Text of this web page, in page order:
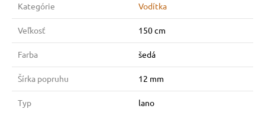
Kategórie Vodítka
Veľkosť 150 cm
Farba šedá
Šírka popruhu 12 mm
Typ lano